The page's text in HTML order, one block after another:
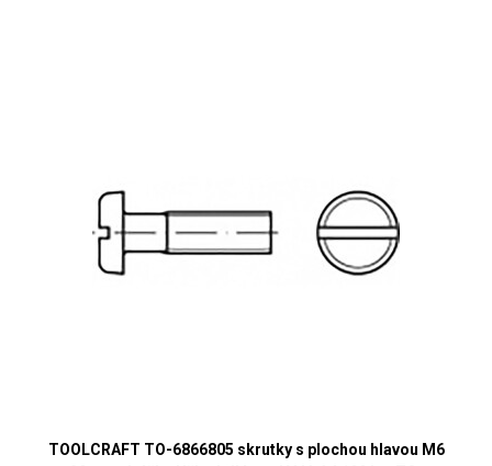
TOOLCRAFT TO-6866805 skrutky s plochou hlavou M6